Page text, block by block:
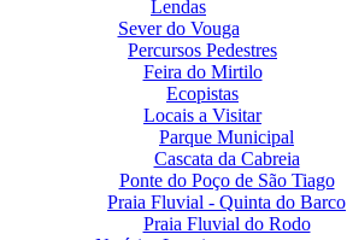
Lendas
Sever do Vouga
Percursos Pedestres
Feira do Mirtilo
Ecopistas
Locais a Visitar
Parque Municipal
Cascata da Cabreia
Ponte do Poço de São Tiago
Praia Fluvial - Quinta do Barco
Praia Fluvial do Rodo